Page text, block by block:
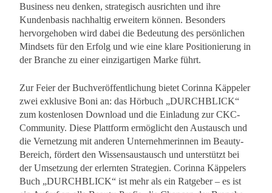
Business neu denken, strategisch ausrichten und ihre
Kundenbasis nachhaltig erweitern können. Besonders
hervorgehoben wird dabei die Bedeutung des persönlichen
Mindsets für den Erfolg und wie eine klare Positionierung in
der Branche zu einer einzigartigen Marke führt.
Zur Feier der Buchveröffentlichung bietet Corinna Käppeler
zwei exklusive Boni an: das Hörbuch „DURCHBLICK“
zum kostenlosen Download und die Einladung zur CKC-
Community. Diese Plattform ermöglicht den Austausch und
die Vernetzung mit anderen Unternehmerinnen im Beauty-
Bereich, fördert den Wissensaustausch und unterstützt bei
der Umsetzung der erlernten Strategien. Corinna Käppelers
Buch „DURCHBLICK“ ist mehr als ein Ratgeber – es ist